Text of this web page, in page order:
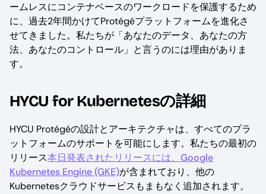
ームレスにコンテナベースのワークロードを保護するため
に、過去2年間かけてProtégéプラットフォームを進化さ
せてきました。私たちが「あなたのデータ、あなたの方
法、あなたのコントロール」と言うのには理由がありま
す。
HYCU for Kubernetesの詳細
HYCU Protégéの設計とアーキテクチャは、すべてのプラ
ットフォームのサポートを可能にします。私たちの最初の
リリース本日発表されたリリースには、Google
Kubernetes Engine (GKE)が含まれており、他の
Kubernetesクラウドサービスもまもなく追加されます。